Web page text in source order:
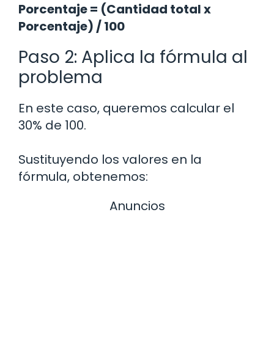
Porcentaje = (Cantidad total x
Porcentaje) / 100
Paso 2: Aplica la fórmula al
problema
En este caso, queremos calcular el
30% de 100.
Sustituyendo los valores en la
fórmula, obtenemos:
Anuncios